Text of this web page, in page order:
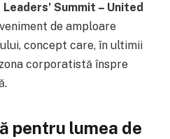
Summit – United
de amploare
concept care, în ultimii
corporatistă înspre
pentru lumea de